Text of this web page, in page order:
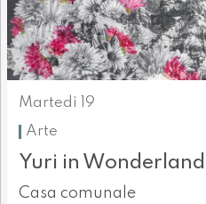
Martedì 19
Arte
Yuri in Wonderland
Casa comunale